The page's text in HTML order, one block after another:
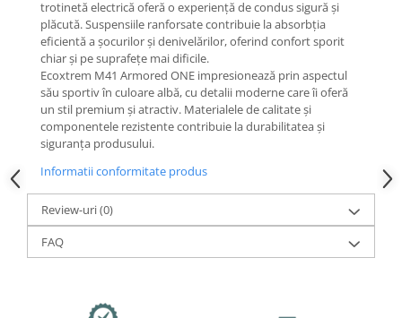
Pliere, pasadores & tije
Crickuri / suporturi parcare
Suspensii & amortizoare
Rulmenți
Transmisii & lanțuri
Claxoane / sonerii (timbres)
Frâne
Discuri de frana
Plăcuțe de frână
Etrieri
Cabluri de frână
trotinetă electrică oferă o experiență de condus sigură și
plăcută. Suspensiile ranforsate contribuie la absorbția
eficientă a șocurilor și denivelărilor, oferind confort sporit
chiar și pe suprafețe mai dificile.
Ecoxtrem M41 Armored ONE impresionează prin aspectul
său sportiv în culoare albă, cu detalii moderne care îi oferă
un stil premium și atractiv. Materialele de calitate și
componentele rezistente contribuie la durabilitatea și
siguranța produsului.
Informatii conformitate produs
Review-uri(0)
FAQ